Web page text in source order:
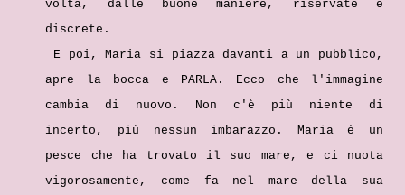
volta, dalle buone maniere, riservate e
discrete.
E poi, Maria si piazza davanti a un pubblico,
apre la bocca e PARLA. Ecco che l'immagine
cambia di nuovo. Non c'è più niente di
incerto, più nessun imbarazzo. Maria è un
pesce che ha trovato il suo mare, e ci nuota
vigorosamente, come fa nel mare della sua